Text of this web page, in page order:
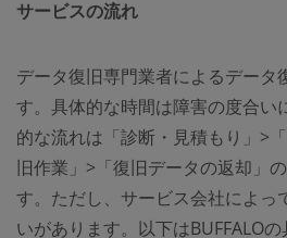
サービスの流れ
データ復旧専門業者によるデータ
す。具体的な時間は障害の度合い
的な流れは「診断・見積もり」>
旧作業」>「復旧データの返却」
す。ただし、サービス会社によっ
いがあります。以下はBUFFALOの